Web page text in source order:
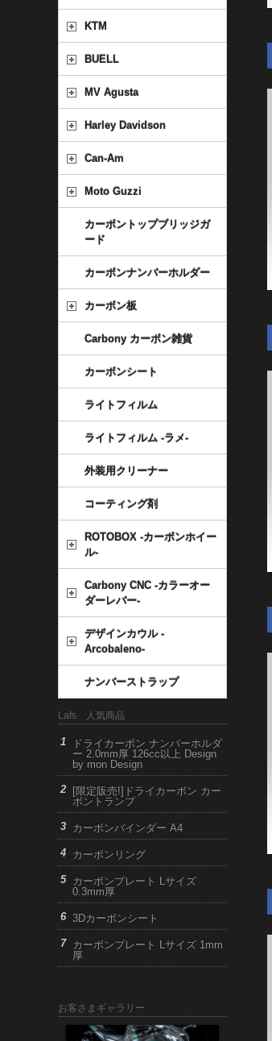
KTM
BUELL
MV Agusta
Harley Davidson
Can-Am
Moto Guzzi
カーボントップブリッジガ
ード
カーボンナンバーホルダー
カーボン板
Carbony カーボン雑貨
カーボンシート
ライトフィルム
ライトフィルム -ラメ-
外装用クリーナー
コーティング剤
ROTOBOX -カーボンホイー
ル-
Carbony CNC -カラーオー
ダーレバー-
デザインカウル -
Arcobaleno-
ナンバーストラップ
Lafs 人気商品
ドライカーボン ナンバーホルダ
ー 2.0mm厚 126cc以上 Design
by mon Design
[限定販売!]ドライカーボン カー
ボントランプ
カーボンバインダー A4
カーボンリング
カーボンプレート Lサイズ
0.3mm厚
3Dカーボンシート
カーボンプレート Lサイズ 1mm
厚
お客さまギャラリー